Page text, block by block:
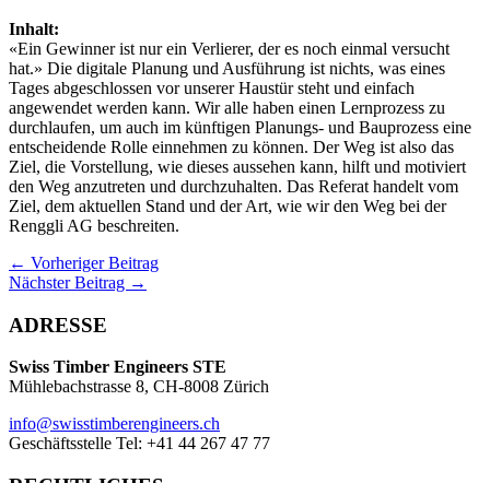
Inhalt:
«Ein Gewinner ist nur ein Verlierer, der es noch einmal versucht
hat.» Die digitale Planung und Ausführung ist nichts, was eines
Tages abgeschlossen vor unserer Haustür steht und einfach
angewendet werden kann. Wir alle haben einen Lernprozess zu
durchlaufen, um auch im künftigen Planungs- und Bauprozess eine
entscheidende Rolle einnehmen zu können. Der Weg ist also das
Ziel, die Vorstellung, wie dieses aussehen kann, hilft und motiviert
den Weg anzutreten und durchzuhalten. Das Referat handelt vom
Ziel, dem aktuellen Stand und der Art, wie wir den Weg bei der
Renggli AG beschreiten.
← Vorheriger Beitrag
Nächster Beitrag →
ADRESSE
Swiss Timber Engineers STE
Mühlebachstrasse 8, CH-8008 Zürich
info@swisstimberengineers.ch
Geschäftsstelle Tel: +41 44 267 47 77